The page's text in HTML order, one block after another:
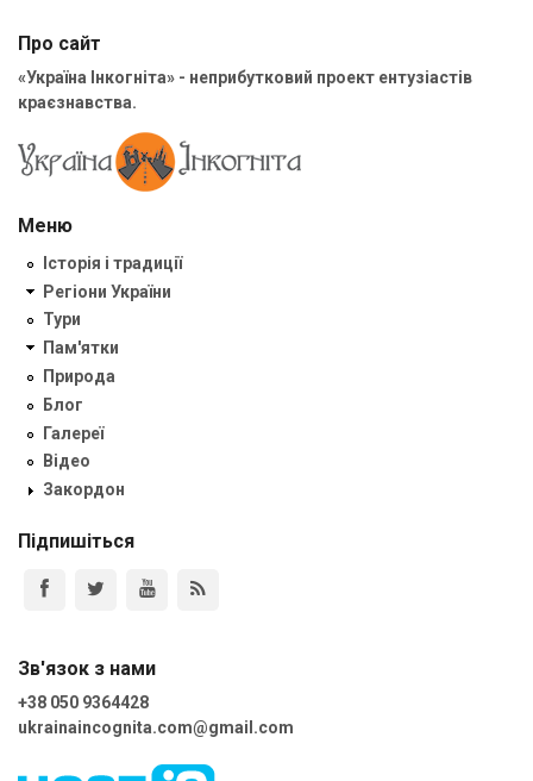
Про сайт
«Україна Інкогніта» - неприбутковий проект ентузіастів
краєзнавства.
Меню
Історія і традиції
Регіони України
Тури
Пам'ятки
Природа
Блог
Галереї
Відео
Закордон
Підпишіться
Зв'язок з нами
+38 050 9364428
ukrainaincognita.com@gmail.com